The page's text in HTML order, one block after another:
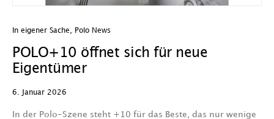
In eigener Sache Polo News
POLO+10 öffnet sich für neue
Eigentümer
6. Januar 2026
In der Polo-Szene steht +10 für das Beste, das nur wenige